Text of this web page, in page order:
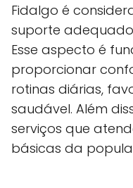
Fidalgo é
suporte
Esse aspecto é
proporcionar
rotinas diárias,
saudável. Além
serviços que
básicas da